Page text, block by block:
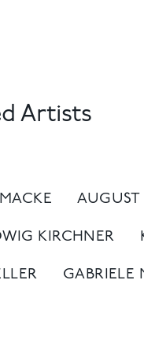
Artists
AUGUST
KIRCHNER
GABRIELE